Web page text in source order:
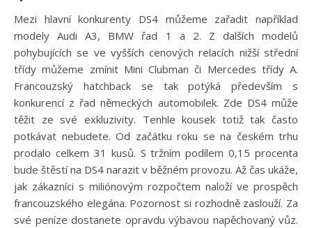
Mezi hlavní konkurenty DS4 můžeme zařadit například
modely Audi A3, BMW řad 1 a 2. Z dalších modelů
pohybujících se ve vyšších cenových relacích nižší střední
třídy můžeme zmínit Mini Clubman či Mercedes třídy A.
Francouzský hatchback se tak potýká především s
konkurencí z řad německých automobilek. Zde DS4 může
těžit ze své exkluzivity. Tenhle kousek totiž tak často
potkávat nebudete. Od začátku roku se na českém trhu
prodalo celkem 31 kusů. S tržním podílem 0,15 procenta
bude štěstí na DS4 narazit v běžném provozu. Až čas ukáže,
jak zákazníci s miliónovým rozpočtem naloží ve prospěch
francouzského elegána. Pozornost si rozhodně zaslouží. Za
své peníze dostanete opravdu výbavou napěchovaný vůz.